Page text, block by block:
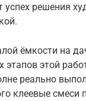
успех решения
ёмкости на
этапов этой
реально
клеевые смеси